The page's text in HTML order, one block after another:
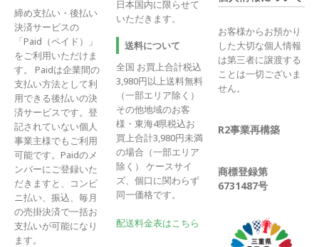
締め支払い・後払い
決済サービスの
「Paid（ペイド）」
をご利用いただけま
す。 Paidは企業間の
支払い方法として利
用できる後払いの決
済サービスです。登
記されていない個人
事業主様でもご利用
可能です。Paidのメ
ンバーにご登録いた
だきますと、コンビ
ニ払い、振込、毎月
の売掛決済で一括お
支払いが可能になり
ます。
日本国内に限らせて
いただきます。
送料について
全国 お買上合計税込
3,980円以上送料無料
（一部エリア除く）
その他地域のお客
様・東海4県税込お
買上合計3,980円未満
の場合（一部エリア
除く） ケースサイ
ズ、個口に関わらず
同一価格です。
配送料金表はこちら
お客様からお預かり
した大切な個人情報
は第三者に譲渡する
ことは一切ございま
せん。
R2事業再構築
商標登録第
6731487号